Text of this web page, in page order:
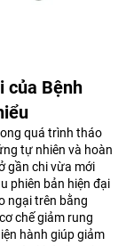
của Bệnh
quá trình tháo
tự nhiên và hoàn
gần chi vừa mới
phiên bản hiện đại
ngại trên bằng
chế giảm rung
hành giúp giảm